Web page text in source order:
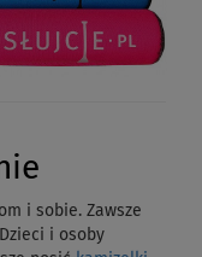
i sobie. Zawsze
i osoby